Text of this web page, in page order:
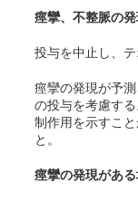
痙攣、不整脈の
投与を中止し、
痙攣の発現が予
の投与を考慮す
制作用を示すこ
と。
痙攣の発現があ